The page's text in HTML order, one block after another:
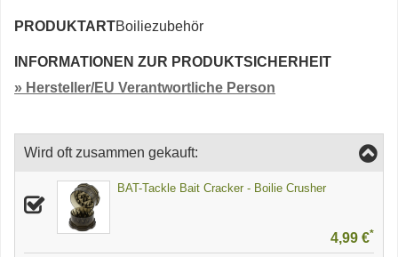
PRODUKTARTBoiliezubehör
INFORMATIONEN ZUR PRODUKTSICHERHEIT
» Hersteller/EU Verantwortliche Person
Wird oft zusammen gekauft:
BAT-Tackle Bait Cracker - Boilie Crusher
4,99 €*